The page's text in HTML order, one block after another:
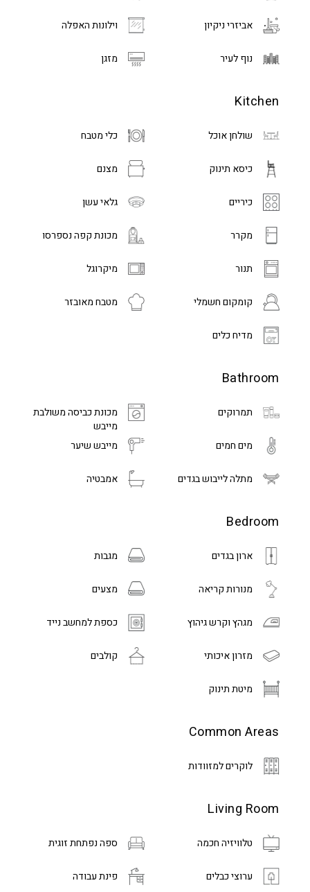
אביזרי ניקיון וילונות האפלה
נוף לעיר מזגן
Kitchen
שולחן אוכל כלי מטבח
כיסא תינוק מצנם
כיריים גלאי עשן
מקרר מכונת קפה נספרסו
תנור מיקרוגל
קומקום חשמלי מטבח מאובזר
מדיח כלים
Bathroom
תמרוקים
מכונת כביסה משולבת
מייבש
מים חמים
מייבש שיער
מתלה לייבוש בגדים אמבטיה
Bedroom
ארון בגדים מגבות
מנורות קריאה מצעים
מגהץ וקרש גיהוץ כספת למחשב נייד
מזרון איכותי קולבים
מיטת תינוק
Common Areas
לוקרים למזוודות
Living Room
טלוויזיה חכמה ספה נפתחת זוגית
ערוצי כבלים פינת עבודה